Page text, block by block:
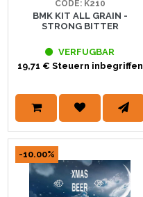
CODE: K210
BMK KIT ALL GRAIN -
STRONG BITTER
VERFUGBAR
19,71 € Steuern inbegriffen
-10.00%